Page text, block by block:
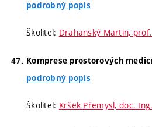
podrobný popis
Školitel: Drahanský Martin,
Komprese prostorových
podrobný popis
Školitel: Kršek Přemysl, doc.